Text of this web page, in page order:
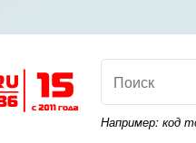
Например: код